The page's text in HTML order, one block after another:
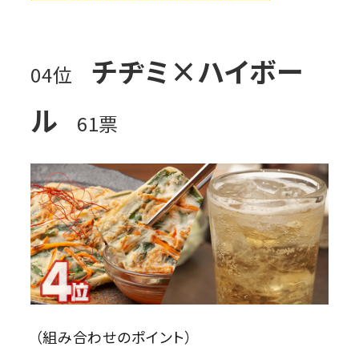
04位
チヂミ×ハイボー
ル
61票
（組み合わせのポイント）